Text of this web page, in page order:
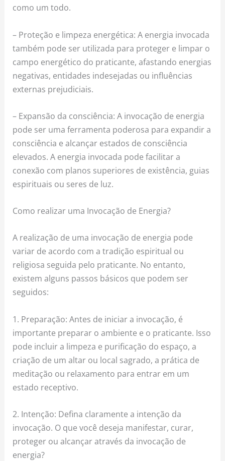
como um todo.
– Proteção e limpeza energética: A energia invocada
também pode ser utilizada para proteger e limpar o
campo energético do praticante, afastando energias
negativas, entidades indesejadas ou influências
externas prejudiciais.
– Expansão da consciência: A invocação de energia
pode ser uma ferramenta poderosa para expandir a
consciência e alcançar estados de consciência
elevados. A energia invocada pode facilitar a
conexão com planos superiores de existência, guias
espirituais ou seres de luz.
Como realizar uma Invocação de Energia?
A realização de uma invocação de energia pode
variar de acordo com a tradição espiritual ou
religiosa seguida pelo praticante. No entanto,
existem alguns passos básicos que podem ser
seguidos:
1. Preparação: Antes de iniciar a invocação, é
importante preparar o ambiente e o praticante. Isso
pode incluir a limpeza e purificação do espaço, a
criação de um altar ou local sagrado, a prática de
meditação ou relaxamento para entrar em um
estado receptivo.
2. Intenção: Defina claramente a intenção da
invocação. O que você deseja manifestar, curar,
proteger ou alcançar através da invocação de
energia?